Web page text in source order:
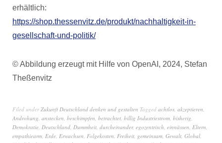
erhältlich:
https://shop.thessenvitz.de/produkt/nachhaltigkeit-in-
gesellschaft-und-politik/
© Abbildung erzeugt mit Hilfe von OpenAI, 2024, Stefan
Theßenvitz
Filed underZukunft Deutschland denken und gestalten Tagged achtlos, akzeptieren,
Androhung, anstecken, beschimpfen, betrachtet, billig Industriestrom, bisherig,
Demokratie, Deutschland, Dummheit, durcheinander, egozentrisch, einnässen, Eltern,
empathiearm, Erde, Erwachsen, Folgekosten, Freiheit, gemeinsam, Gewalt, Global,